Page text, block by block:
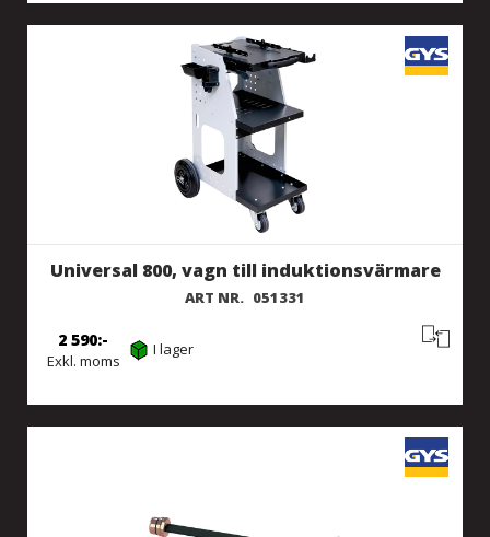
Universal 800, vagn till induktionsvärmare
ART NR. 051331
Exkl. moms
2 590 I lager